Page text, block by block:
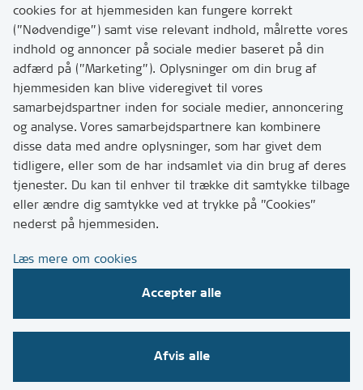
Har du brug for at komme i kontakt med os? Se her
hvordan
Tip os om huller i vejen eller andet
T:7249 6000
Bemærk: vi har mange opkald mellem kl. 10 og 11
Links
Tilgængelighedserklæring
Cookies
CVR, EAN og betaling
Følg os på sociale medier
cookies for at hjemmesiden kan fungere korrekt
(”Nødvendige”) samt vise relevant indhold, målrette vores
indhold og annoncer på sociale medier baseret på din
adfærd på (”Marketing”). Oplysninger om din brug af
hjemmesiden kan blive videregivet til vores
samarbejdspartner inden for sociale medier, annoncering
og analyse. Vores samarbejdspartnere kan kombinere
disse data med andre oplysninger, som har givet dem
tidligere, eller som de har indsamlet via din brug af deres
tjenester. Du kan til enhver til trække dit samtykke tilbage
eller ændre dig samtykke ved at trykke på ”Cookies”
nederst på hjemmesiden.
Læs mere om cookies
Accepter alle
Afvis alle